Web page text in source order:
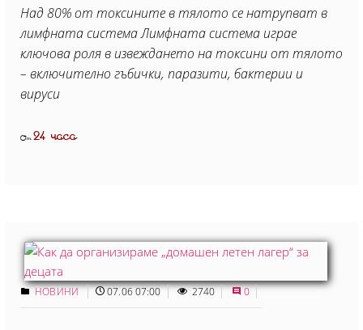
Над 80% от токсините в тялото се натрупват в
лимфната система Лимфната система играе
ключова роля в извеждането на токсини от тялото
– включително гъбички, паразити, бактерии и
вируси
От24 часа
НОВИНИ 07.06 07:00 2740 0